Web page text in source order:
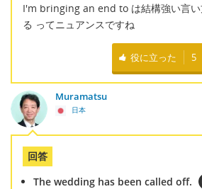
I'm bringing an end to は結構強い言い
る ってニュアンスですね
役に立った 5
Muramatsu
日本
回答
The wedding has been called off.